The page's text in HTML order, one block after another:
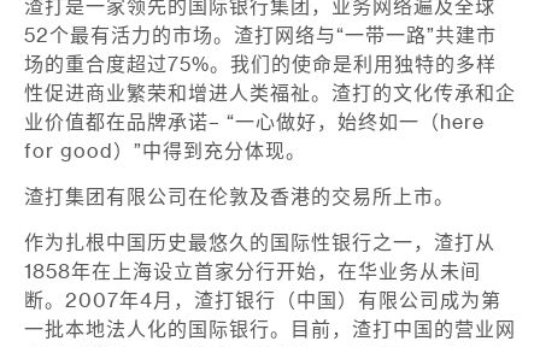
渣打是一家领先的国际银行集团，业务网络遍及全球
52个最有活力的市场。渣打网络与“一带一路”共建市
场的重合度超过75%。我们的使命是利用独特的多样
性促进商业繁荣和增进人类福祉。渣打的文化传承和企
业价值都在品牌承诺– “一心做好，始终如一（here
for good）”中得到充分体现。
渣打集团有限公司在伦敦及香港的交易所上市。
作为扎根中国历史最悠久的国际性银行之一，渣打从
1858年在上海设立首家分行开始，在华业务从未间
断。2007年4月，渣打银行（中国）有限公司成为第
一批本地法人化的国际银行。目前，渣打中国的营业网